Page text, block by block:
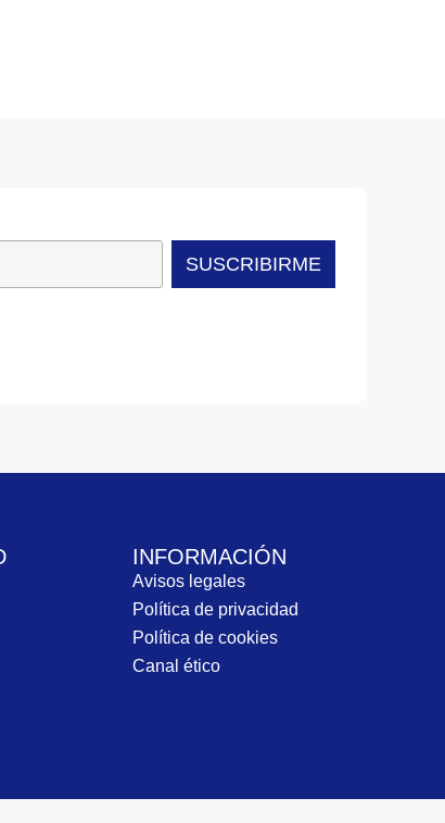
SUSCRIBIRME
INFORMACIÓN
Avisos legales
Política de privacidad
Política de cookies
Canal ético